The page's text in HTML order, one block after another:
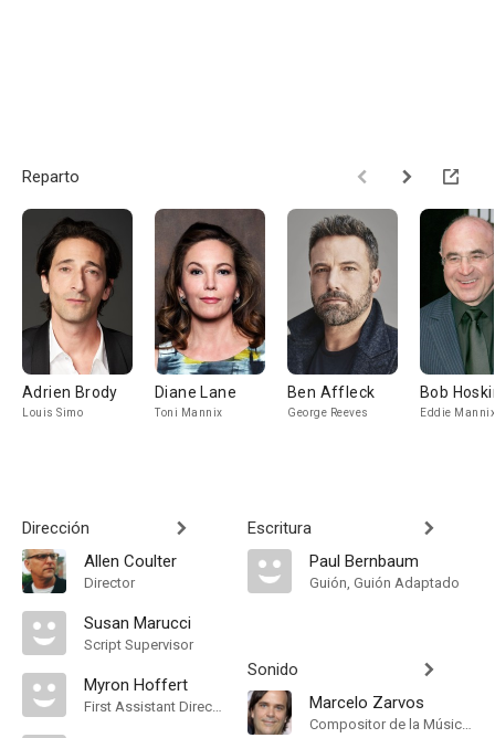
Reparto
Adrien Brody
Louis Simo
Diane Lane
Toni Mannix
Ben Affleck
George Reeves
Bob
Eddie Mannix
Dirección
Allen Coulter
Director
Susan Marucci
Script Supervisor
Myron Hoffert
First Assistant Director
Escritura
Paul Bernbaum
Guión, Guión Adaptado
Sonido
Marcelo Zarvos
Compositor de la Música Original